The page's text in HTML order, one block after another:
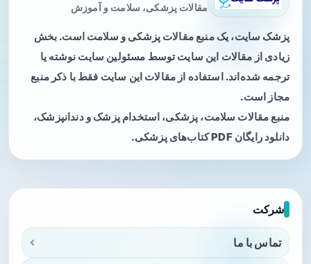
مقالات پزشکی، سلامت و آموزش
پزشک سایت، یک منبع مقالات پزشکی و سلامت است. بخش
زیادی از مقالات این سایت توسط مسئولین سایت نوشته یا
ترجمه شده‌اند. استفاده از مقالات این سایت فقط با ذکر منبع
مجاز است.
منبع مقالات سلامت، پزشکی، استخدام پزشک و دندانپزشک،
دانلود رایگان PDF کتاب‌های پزشکی.
شرکت
تماس با ما